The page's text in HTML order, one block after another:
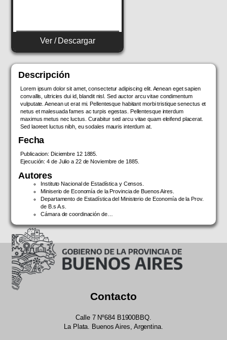
Ver / Descargar
Descripción
Lorem ipsum dolor sit amet, consectetur adipiscing elit. Aenean eget sapien
convallis, ultricies dui id, blandit nisl. Sed auctor arcu vitae condimentum
vulputate. Aenean ut erat mi. Pellentesque habitant morbi tristique senectus et
netus et malesuada fames ac turpis egestas. Pellentesque interdum
maximus metus nec luctus. Curabitur sed arcu vitae quam eleifend placerat.
Sed laoreet luctus nibh, eu sodales mauris interdum at.
Fecha
Publicacion: Diciembre 12 1885.
Ejecución: 4 de Julio a 22 de Noviembre de 1885.
Autores
Instituto Nacional de Estadística y Censos.
Miniserio de Economía de la Provincia de Buenos Aires.
Departamento de Estadística del Ministerio de Economía de la Prov.
de B.s A.s.
Cámara de coordinación de…
Contacto
Calle 7 Nº684 B1900BBQ.
La Plata. Buenos Aires, Argentina.